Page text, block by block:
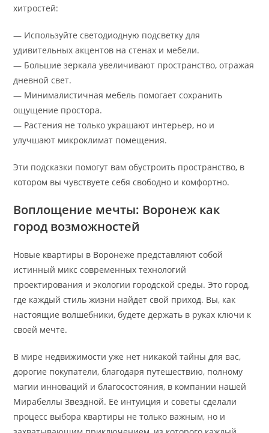
хитростей:
— Используйте светодиодную подсветку для
удивительных акцентов на стенах и мебели.
— Большие зеркала увеличивают пространство, отражая
дневной свет.
— Минималистичная мебель помогает сохранить
ощущение простора.
— Растения не только украшают интерьер, но и
улучшают микроклимат помещения.
Эти подсказки помогут вам обустроить пространство, в
котором вы чувствуете себя свободно и комфортно.
Воплощение мечты: Воронеж как
город возможностей
Новые квартиры в Воронеже представляют собой
истинный микс современных технологий
проектирования и экологии городской среды. Это город,
где каждый стиль жизни найдет свой приход. Вы, как
настоящие волшебники, будете держать в руках ключи к
своей мечте.
В мире недвижимости уже нет никакой тайны для вас,
дорогие покупатели, благодаря путешествию, полному
магии инноваций и благосостояния, в компании нашей
Мирабеллы Звездной. Её интуиция и советы сделали
процесс выбора квартиры не только важным, но и